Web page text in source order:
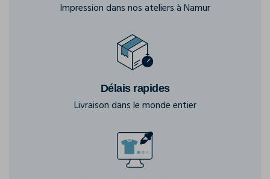
Impression dans nos ateliers à Namur
Délais rapides
Livraison dans le monde entier